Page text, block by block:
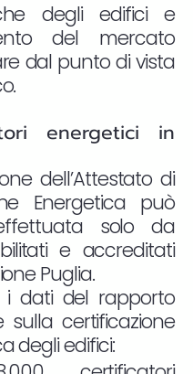
degli edifici e
del mercato
dal punto di vista
energetici in
dell’Attestato di
Energetica può
solo da
e accreditati
Puglia.
i dati del rapporto
sulla certificazione
degli edifici: